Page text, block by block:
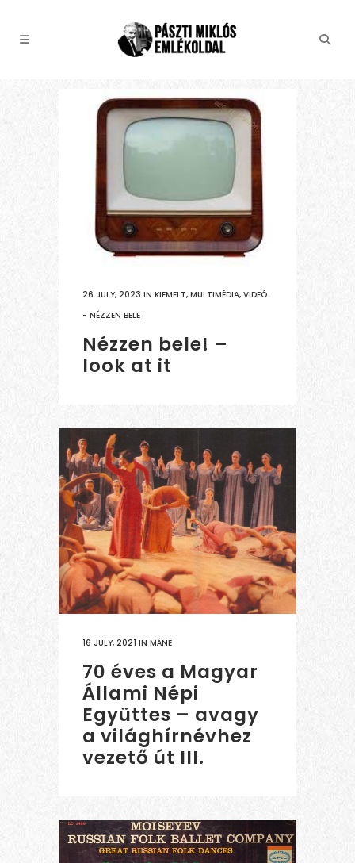
26 JULY, 2023 IN KIEMELT, MULTIMÉDIA, VIDEÓ
- NÉZZEN BELE
Nézzen bele! –
look at it
16 JULY, 2021 IN MÁNE
70 éves a Magyar
Állami Népi
Együttes – avagy
a világhírnévhez
vezető út III.